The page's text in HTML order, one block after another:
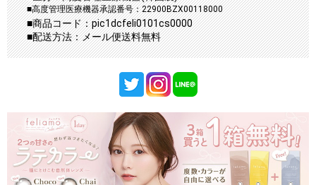
■高度管理医療機器承認番号：22900BZX00118000
■商品コード：pic1dcfeli0101cs0000
■配送方法：メール便送料無料